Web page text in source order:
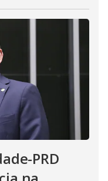
PRD